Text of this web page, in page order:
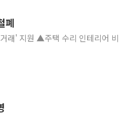
폐
거래' 지원 ▲주택 수리 인테리어 비